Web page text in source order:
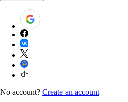
No account? Create an account